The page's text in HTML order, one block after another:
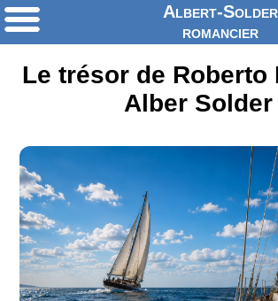
Albert-Solder
romancier
Le trésor de Roberto
Alber Solder